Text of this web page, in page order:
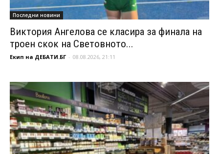
Последни новини
Виктория Ангелова се класира за финала на
троен скок на Световното...
Екип на ДЕБАТИ.БГ - 08.08.2026, 21:11